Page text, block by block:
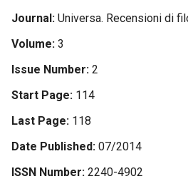
Journal Universa. Recensioni di
Volume 3
Issue Number 2
Start Page 114
Last Page 118
Date Published 07/2014
ISSN Number 2240-4902